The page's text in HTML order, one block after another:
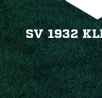
SV 1932